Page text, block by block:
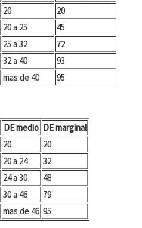
20
20
20 a 25
45
25 a 32
72
32 a 40
93
mas de 40 95
DE medio DE marginal
20
20
20 a 24
32
24 a 30
48
30 a 46
79
mas de 46 95